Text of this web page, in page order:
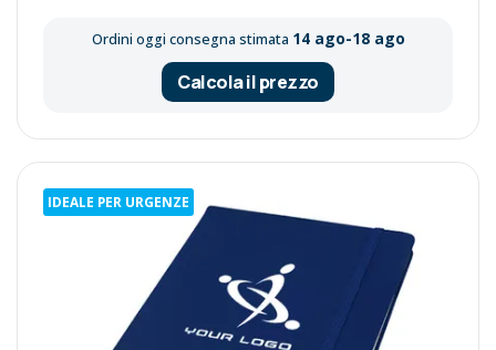
Ordini oggi consegna stimata 14 ago-18 ago
Calcola il prezzo
IDEALE PER URGENZE